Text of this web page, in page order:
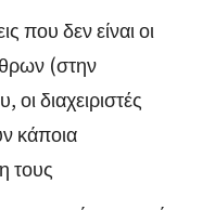
που δεν είναι οι
(στην
διαχειριστές
κάποια
τους